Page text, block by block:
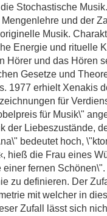
Stochastische
und der
Musik.
Energie und rituelle
Hörer und das Hören
Gesetze und
1977 erhielt Xenakis
für
für Musik\"
der Liebeszustände,
bedeutet hoch,
hieß die Frau eines
fernen
zu definieren. Der
mit welcher in
Zufall lässt sich